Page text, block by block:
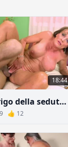
18:44
L’intrigo della seduttrice senza età: troia anziana con un bel clitoride viene scopata nella figa
👍 12